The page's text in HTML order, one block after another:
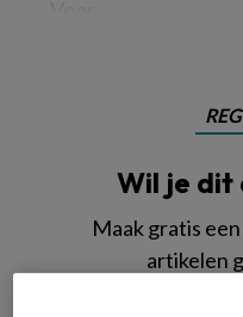
Wil je dit
Maak gratis
artikelen